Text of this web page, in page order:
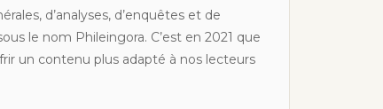
d’analyses, d’enquêtes et de
le nom Phileingora. C’est en 2021 que
un contenu plus adapté à nos lecteurs